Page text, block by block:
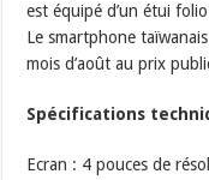
est équipé d’un étui
Le smartphone
mois d’août au prix
Spécifications
Ecran : 4 pouces de